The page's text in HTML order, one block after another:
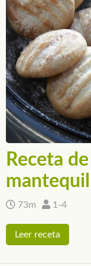
Receta
73m 1-4
Leer receta